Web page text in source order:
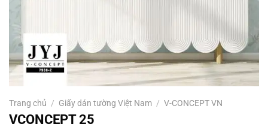
Trang chủ / Giấy dán tường Việt Nam / V-CONCEPT VN
VCONCEPT 25